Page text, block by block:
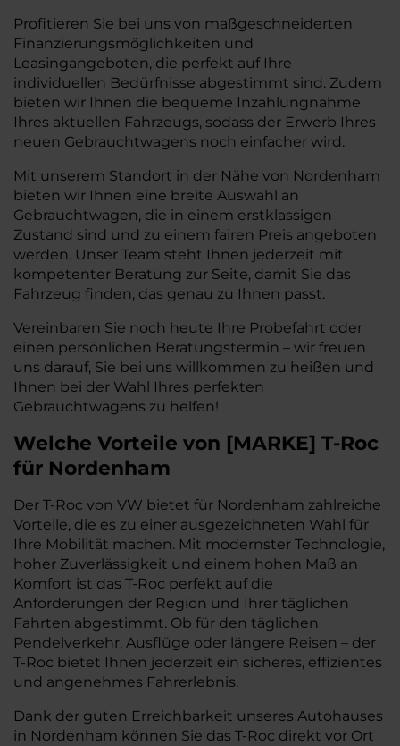
Profitieren Sie bei uns von maßgeschneiderten
Finanzierungsmöglichkeiten und
Leasingangeboten, die perfekt auf Ihre
individuellen Bedürfnisse abgestimmt sind. Zudem
bieten wir Ihnen die bequeme Inzahlungnahme
Ihres aktuellen Fahrzeugs, sodass der Erwerb Ihres
neuen Gebrauchtwagens noch einfacher wird.
Mit unserem Standort in der Nähe von Nordenham
bieten wir Ihnen eine breite Auswahl an
Gebrauchtwagen, die in einem erstklassigen
Zustand sind und zu einem fairen Preis angeboten
werden. Unser Team steht Ihnen jederzeit mit
kompetenter Beratung zur Seite, damit Sie das
Fahrzeug finden, das genau zu Ihnen passt.
Vereinbaren Sie noch heute Ihre Probefahrt oder
einen persönlichen Beratungstermin – wir freuen
uns darauf, Sie bei uns willkommen zu heißen und
Ihnen bei der Wahl Ihres perfekten
Gebrauchtwagens zu helfen!
Welche Vorteile von [MARKE] T-Roc
für Nordenham
Der T-Roc von VW bietet für Nordenham zahlreiche
Vorteile, die es zu einer ausgezeichneten Wahl für
Ihre Mobilität machen. Mit modernster Technologie,
hoher Zuverlässigkeit und einem hohen Maß an
Komfort ist das T-Roc perfekt auf die
Anforderungen der Region und Ihrer täglichen
Fahrten abgestimmt. Ob für den täglichen
Pendelverkehr, Ausflüge oder längere Reisen – der
T-Roc bietet Ihnen jederzeit ein sicheres, effizientes
und angenehmes Fahrerlebnis.
Dank der guten Erreichbarkeit unseres Autohauses
in Nordenham können Sie das T-Roc direkt vor Ort